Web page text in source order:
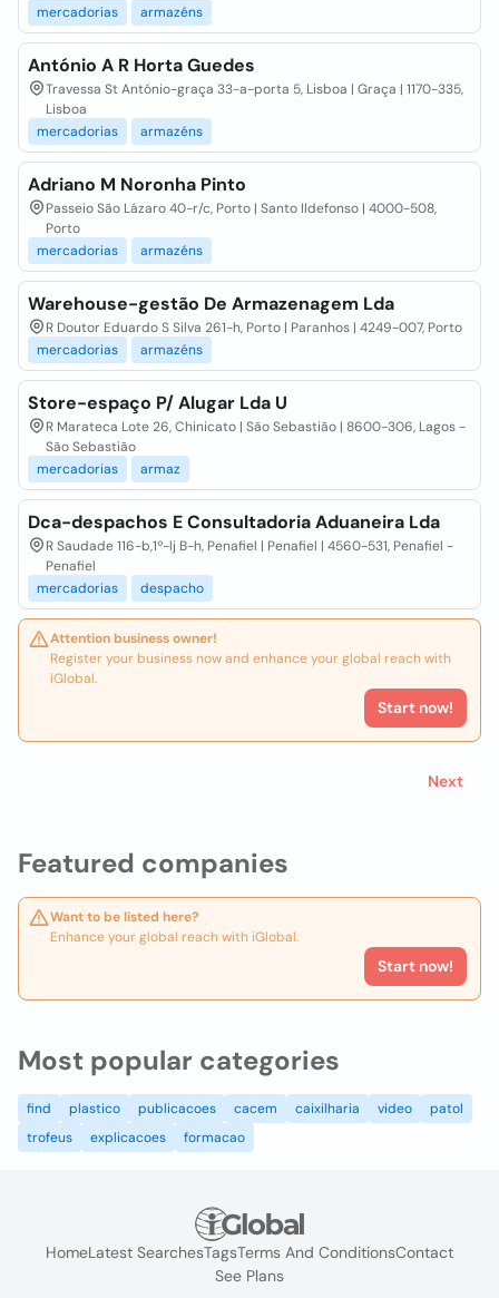
Featured companies
Want to be listed here?
Enhance your global reach with iGlobal.
Start now!
mercadorias
armazéns
António A R Horta Guedes
Travessa St António-graça 33-a-porta 5, Lisboa | Graça | 1170-335,
Lisboa
mercadorias
armazéns
Adriano M Noronha Pinto
Passeio São Lázaro 40-r/c, Porto | Santo Ildefonso | 4000-508,
Porto
mercadorias
armazéns
Warehouse-gestão De Armazenagem Lda
R Doutor Eduardo S Silva 261-h, Porto | Paranhos | 4249-007, Porto
mercadorias
armazéns
Store-espaço P/ Alugar Lda U
R Marateca Lote 26, Chinicato | São Sebastião | 8600-306, Lagos -
São Sebastião
mercadorias
armaz
Dca-despachos E Consultadoria Aduaneira Lda
R Saudade 116-b,1º-lj B-h, Penafiel | Penafiel | 4560-531, Penafiel -
Penafiel
mercadorias
despacho
Attention business owner!
Register your business now and enhance your global reach with
iGlobal.
Start now!
Next
Most popular categories
find plastico publicacoes cacem caixilharia video
patol
trofeus
explicacoes formacao
HomeLatest SearchesTagsTerms And ConditionsContact
See Plans